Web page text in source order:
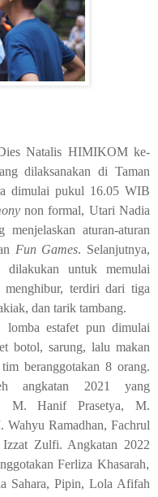
Natalis HIMIKOM ke-
dilaksanakan di Taman
dimulai pukul 16.05WIB
non formal, Utari Nadia
menjelaskan aturan-aturan
Fun Games. Selanjutnya,
dilakukan untuk memulai
menghibur, terdiri dari tiga
dan tarik tambang.
lomba estafet pun dimulai
botol, sarung, lalu makan
beranggotakan8orang.
angkatan 2021
yang
M. Hanif Prasetya,M.
Wahyu Ramadhan, Fachrul
Zulfi. Angkatan 2022
Ferliza Khasarah,
Sahara, Pipin, Lola Afifah